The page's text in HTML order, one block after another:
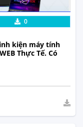
Xem Thực Tế
0
kiện máy tính
Thực Tế. Có